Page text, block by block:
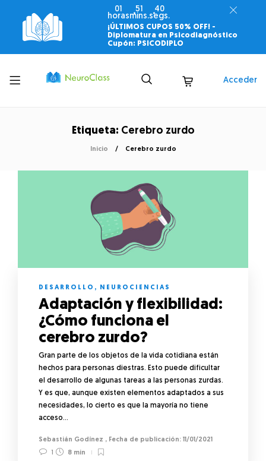
01
horas
51
mins.
40
segs.
¡ÚLTIMOS CUPOS 50% OFF! -
Diplomatura en Psicodiagnóstico
Cupón: PSICODIPLO
Toggle
menu
Acceder
Etiqueta: Cerebro zurdo
Inicio Cerebro zurdo
DESARROLLO , NEUROCIENCIAS
Adaptación y flexibilidad:
¿Cómo funciona el
cerebro zurdo?
Gran parte de los objetos de la vida cotidiana están
hechos para personas diestras. Esto puede dificultar
el desarrollo de algunas tareas a las personas zurdas.
Y es que, aunque existen elementos adaptados a sus
necesidades, lo cierto es que la mayoría no tiene
acceso…
Sebastián Godínez ,
11/01/2021
1
8 min